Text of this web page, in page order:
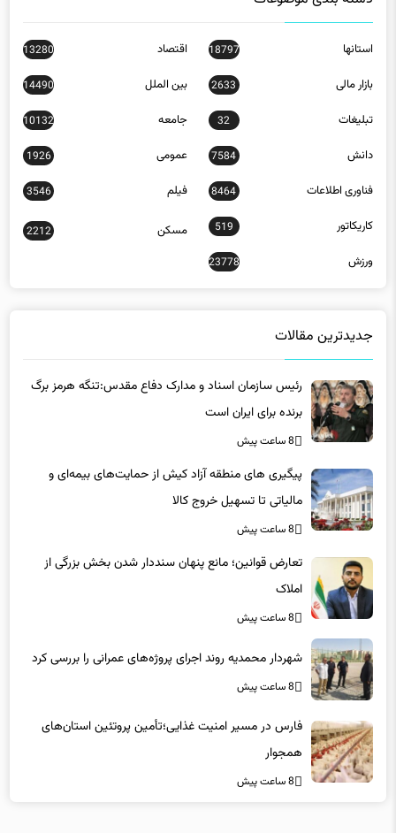
استانها 18797 اقتصاد 13280
بازار مالی 2633 بین الملل 14490
تبلیغات 32 جامعه 10132
دانش 7584 عمومی 1926
فناوری اطلاعات 8464 فیلم 3546
کاریکاتور 519 مسکن 2212
ورزش 23778
جدیدترین مقالات
رئیس سازمان اسناد و مدارک دفاع مقدس:تنگه هرمز برگ
برنده برای ایران است
8 ساعت پیش
پیگیری های منطقه آزاد کیش از حمایت‌های بیمه‌ای و
مالیاتی تا تسهیل خروج کالا
8 ساعت پیش
تعارض قوانین؛ مانع پنهان سنددار شدن بخش بزرگی از
املاک
8 ساعت پیش
شهردار محمدیه روند اجرای پروژه‌های عمرانی را بررسی کرد
8 ساعت پیش
فارس در مسیر امنیت غذایی؛تأمین‌ پروتئین استان‌های
همجوار
8 ساعت پیش